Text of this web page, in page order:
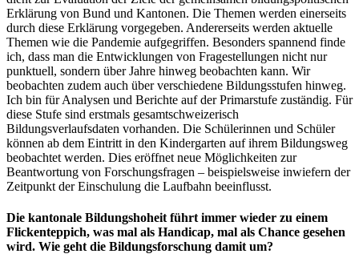
Erklärung von Bund und Kantonen. Die Themen werden einerseits
durch diese Erklärung vorgegeben. Andererseits werden aktuelle
Themen wie die Pandemie aufgegriffen. Besonders spannend finde
ich, dass man die Entwicklungen von Fragestellungen nicht nur
punktuell, sondern über Jahre hinweg beobachten kann. Wir
beobachten zudem auch über verschiedene Bildungsstufen hinweg.
Ich bin für Analysen und Berichte auf der Primarstufe zuständig. Für
diese Stufe sind erstmals gesamtschweizerisch
Bildungsverlaufsdaten vorhanden. Die Schülerinnen und Schüler
können ab dem Eintritt in den Kindergarten auf ihrem Bildungsweg
beobachtet werden. Dies eröffnet neue Möglichkeiten zur
Beantwortung von Forschungsfragen – beispielsweise inwiefern der
Zeitpunkt der Einschulung die Laufbahn beeinflusst.
Die kantonale Bildungshoheit führt immer wieder zu einem
Flickenteppich, was mal als Handicap, mal als Chance gesehen
wird. Wie geht die Bildungsforschung damit um?